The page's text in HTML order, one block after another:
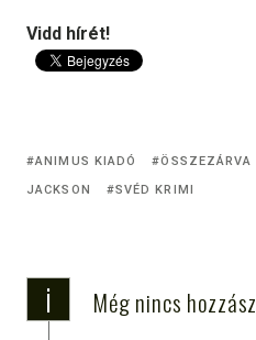
Vidd hírét!
ANIMUS KIADÓ ÖSSZEZÁRVA
JACKSON
SVÉD KRIMI
i Még nincs